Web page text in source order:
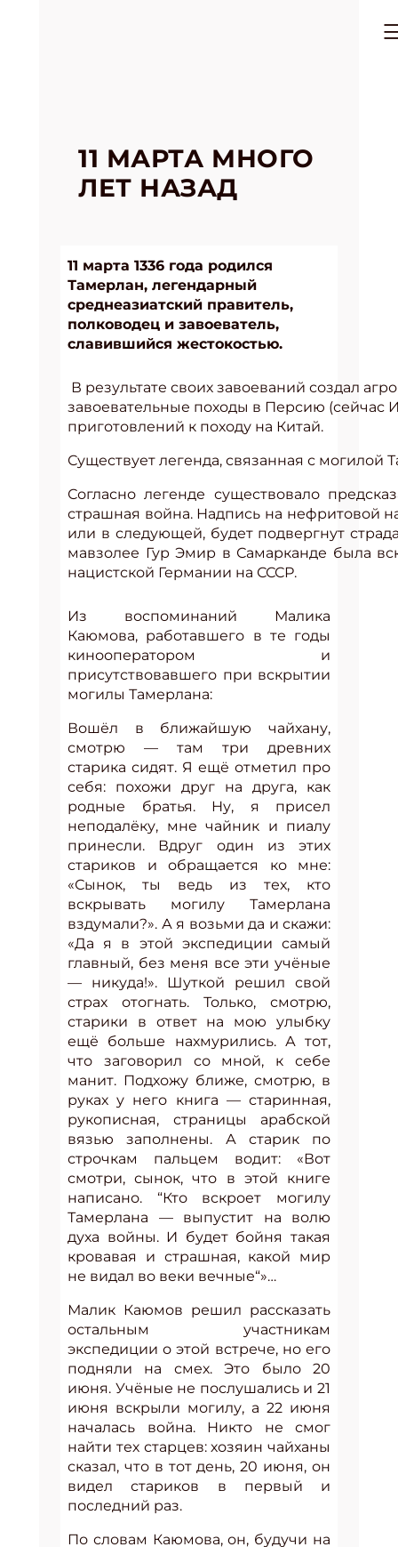
11 МАРТА МНОГО
ЛЕТ НАЗАД
11 марта 1336 года родился
Тамерлан, легендарный
среднеазиатский правитель,
полководец и завоеватель,
славившийся жестокостью.
В результате своих завоеваний создал
завоевательные походы в Персию (сейчас
приготовлений к походу на Китай.
Существует легенда, связанная с могилой
Согласно легенде существовало
страшная война. Надпись на нефритовой
или в следующей, будет подвергнут
мавзолее Гур Эмир в Самарканде была
нацистской Германии на СССР.
Из воспоминаний Малика
Каюмова, работавшего в те годы
кинооператором и
присутствовавшего при вскрытии
могилы Тамерлана:
Вошёл в ближайшую чайхану,
смотрю — там три древних
старика сидят. Я ещё отметил про
себя: похожи друг на друга, как
родные братья. Ну, я присел
неподалёку, мне чайник и пиалу
принесли. Вдруг один из этих
стариков и обращается ко мне:
«Сынок, ты ведь из тех, кто
вскрывать могилу Тамерлана
вздумали?». А я возьми да и скажи:
«Да я в этой экспедиции самый
главный, без меня все эти учёные
— никуда!». Шуткой решил свой
страх отогнать. Только, смотрю,
старики в ответ на мою улыбку
ещё больше нахмурились. А тот,
что заговорил со мной, к себе
манит. Подхожу ближе, смотрю, в
руках у него книга — старинная,
рукописная, страницы арабской
вязью заполнены. А старик по
строчкам пальцем водит: «Вот
смотри, сынок, что в этой книге
написано. “Кто вскроет могилу
Тамерлана — выпустит на волю
духа войны. И будет бойня такая
кровавая и страшная, какой мир
не видал во веки вечные“»…
Малик Каюмов решил рассказать
остальным участникам
экспедиции о этой встрече, но его
подняли на смех. Это было 20
июня. Учёные не послушались и 21
июня вскрыли могилу, а 22 июня
началась война. Никто не смог
найти тех старцев: хозяин чайханы
сказал, что в тот день, 20 июня, он
видел стариков в первый и
последний раз.
По словам Каюмова, он, будучи на